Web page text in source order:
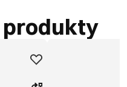
produkty